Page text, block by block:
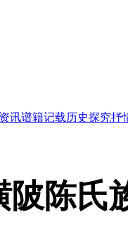
讯谱籍记载历史探究抒
陂陈氏